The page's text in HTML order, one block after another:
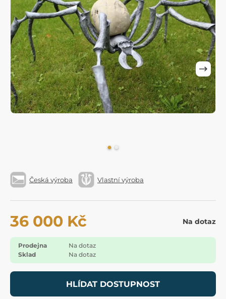
Česká výroba Vlastní výroba
36 000 Kč Na dotaz
Prodejna
Na dotaz
Sklad
Na dotaz
HLÍDAT DOSTUPNOST